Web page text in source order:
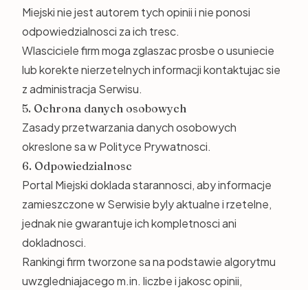
Miejski nie jest autorem tych opinii i nie ponosi
odpowiedzialnosci za ich tresc.
Wlasciciele firm moga zglaszac prosbe o usuniecie
lub korekte nierzetelnych informacji kontaktujac sie
z administracja Serwisu.
5. Ochrona danych osobowych
Zasady przetwarzania danych osobowych
okreslone sa wPolityce Prywatnosci.
6. Odpowiedzialnosc
Portal Miejski doklada starannosci, aby informacje
zamieszczone w Serwisie byly aktualne i rzetelne,
jednak nie gwarantuje ich kompletnosci ani
dokladnosci.
Rankingi firm tworzone sa na podstawie algorytmu
uwzgledniajacego m.in. liczbe i jakosc opinii,